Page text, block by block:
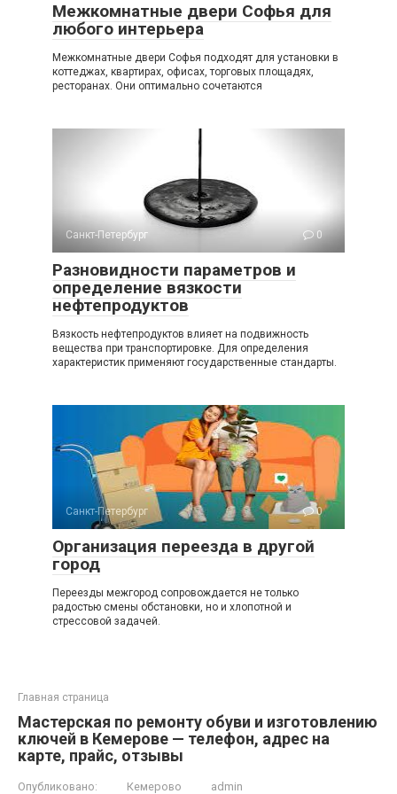
Межкомнатные двери Софья для
любого интерьера
Межкомнатные двери Софья подходят для установки в
коттеджах, квартирах, офисах, торговых площадях,
ресторанах. Они оптимально сочетаются
Санкт-Петербург 0
Разновидности параметров и
определение вязкости
нефтепродуктов
Вязкость нефтепродуктов влияет на подвижность
вещества при транспортировке. Для определения
характеристик применяют государственные стандарты.
Санкт-Петербург 0
Организация переезда в другой
город
Переезды межгород сопровождается не только
радостью смены обстановки, но и хлопотной и
стрессовой задачей.
Главная страница
Мастерская по ремонту обуви и изготовлению
ключей в Кемерове — телефон, адрес на
карте, прайс, отзывы
Опубликовано: Кемерово admin